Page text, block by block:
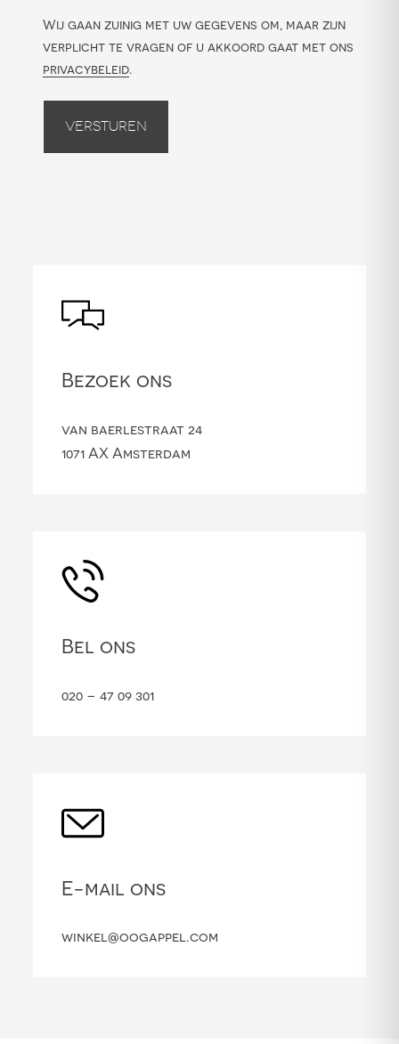
Wij gaan zuinig met uw gegevens om, maar zijn
verplicht te vragen of u akkoord gaat met ons
privacybeleid.
Versturen
Bezoek ons
van baerlestraat 24
1071 AX Amsterdam
Bel ons
020 – 47 09 301
E-mail ons
winkel@oogappel.com